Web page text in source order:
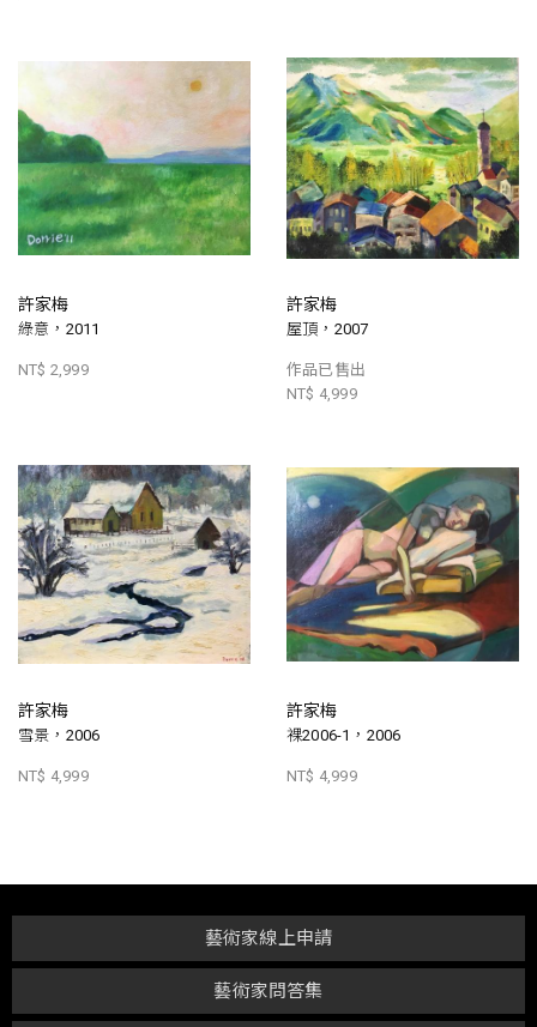
許家梅
綠意，2011
NT$ 2,999
許家梅
屋頂，2007
作品已售出
NT$ 4,999
許家梅
雪景，2006
NT$ 4,999
許家梅
裸2006-1，2006
NT$ 4,999
藝術家問答集
藝術家線上申請